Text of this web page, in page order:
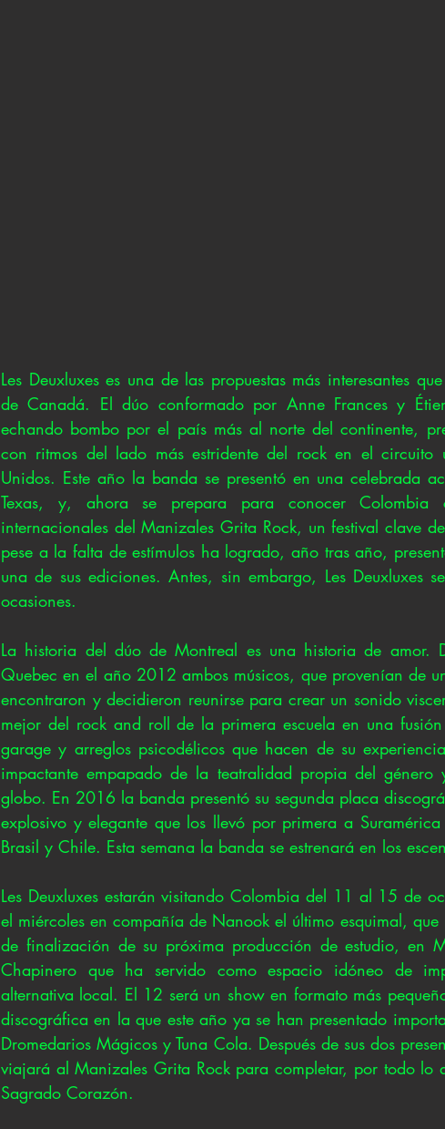
Les Deuxluxes es una de las propuestas más interesantes
de Canadá. El dúo conformado por Anne Frances y
echando bombo por el país más al norte del continente,
con ritmos del lado más estridente del rock en el circuito
Unidos. Este año la banda se presentó en una celebrada
Texas, y, ahora se prepara para conocer Colombia
internacionales del Manizales Grita Rock, un festival clave
pese a la falta de estímulos ha logrado, año tras año,
una de sus ediciones. Antes, sin embargo, Les Deuxluxes
ocasiones.
La historia del dúo de Montreal es una historia de amor.
Quebec en el año 2012 ambos músicos, que provenían de
encontraron y decidieron reunirse para crear un sonido
mejor del rock and roll de la primera escuela en una
garage y arreglos psicodélicos que hacen de su
impactante empapado de la teatralidad propia del
globo. En 2016 la banda presentó su segunda placa
explosivo y elegante que los llevó por primera a
Brasil y Chile. Esta semana la banda se estrenará en los
Les Deuxluxes estarán visitando Colombia del 11 al 15 de
el miércoles en compañía de Nanook el último esquimal, que
de finalización de su próxima producción de estudio, en
Chapinero que ha servido como espacio idóneo de
alternativa local. El 12 será un show en formato más
discográfica en la que este año ya se han presentado
Dromedarios Mágicos y Tuna Cola. Después de sus dos
viajará al Manizales Grita Rock para completar, por todo lo
Sagrado Corazón.